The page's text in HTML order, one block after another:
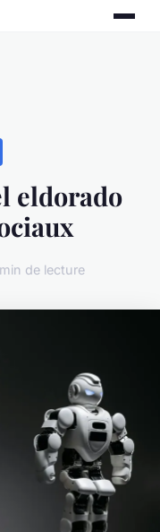
eldorado
de lecture